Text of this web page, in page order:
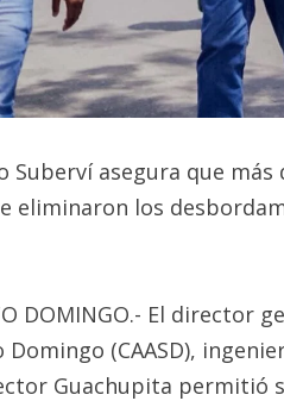
Suberví asegura que
eliminaron los
DOMINGO.- El director
Domingo (CAASD),
Guachupita permitió